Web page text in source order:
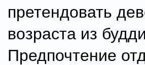
претендовать
возраста из
Предпочтение